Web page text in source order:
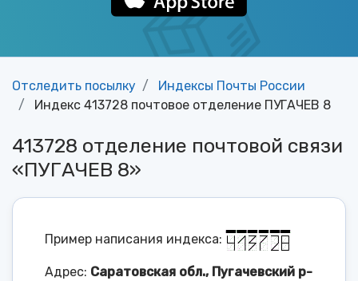
Отследить посылку
Индексы Почты России
Индекс 413728 почтовое отделение ПУГАЧЕВ 8
413728 отделение почтовой связи
«ПУГАЧЕВ 8»
Пример написания индекса:
Адрес: Саратовская обл., Пугачевский р-